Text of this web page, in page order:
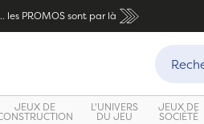
les PROMOS sont par là
JEUX DE L'UNIVERS
DU JEU
JEUX DE
SOCIÉTÉ